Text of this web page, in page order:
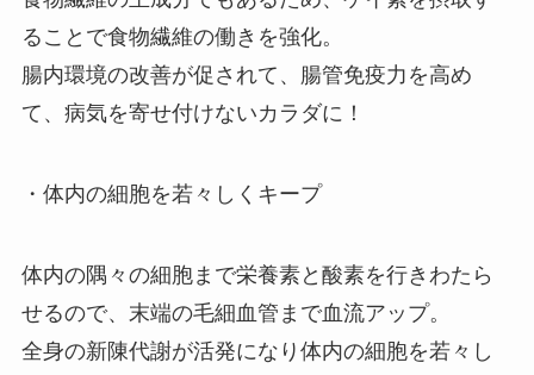
ることで食物繊維の働きを強化。
腸内環境の改善が促されて、腸管免疫力を高め
て、病気を寄せ付けないカラダに！
・体内の細胞を若々しくキープ
体内の隅々の細胞まで栄養素と酸素を行きわたら
せるので、末端の毛細血管まで血流アップ。
全身の新陳代謝が活発になり体内の細胞を若々し